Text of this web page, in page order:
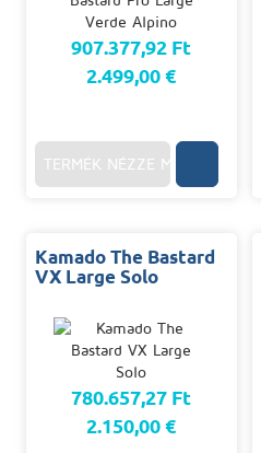
907.377,92 Ft
2.499,00 €
TERMÉK NÉZZE MEG
Kamado The Bastard
VX Large Solo
780.657,27 Ft
2.150,00 €